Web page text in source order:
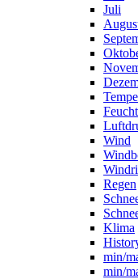
Juli
Wind
Regen
Klima
min/
min/